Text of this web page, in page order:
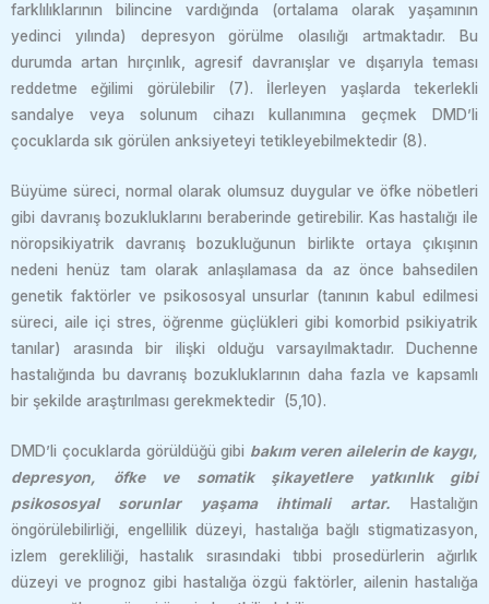
farklılıklarının bilincine vardığında (ortalama olarak yaşamının
yedinci yılında) depresyon görülme olasılığı artmaktadır. Bu
durumda artan hırçınlık, agresif davranışlar ve dışarıyla teması
reddetme eğilimi görülebilir (7). İlerleyen yaşlarda tekerlekli
sandalye veya solunum cihazı kullanımına geçmek DMD’li
çocuklarda sık görülen anksiyeteyi tetikleyebilmektedir (8).
Büyüme süreci, normal olarak olumsuz duygular ve öfke nöbetleri
gibi davranış bozukluklarını beraberinde getirebilir. Kas hastalığı ile
nöropsikiyatrik davranış bozukluğunun birlikte ortaya çıkışının
nedeni henüz tam olarak anlaşılamasa da az önce bahsedilen
genetik faktörler ve psikososyal unsurlar (tanının kabul edilmesi
süreci, aile içi stres, öğrenme güçlükleri gibi komorbid psikiyatrik
tanılar) arasında bir ilişki olduğu varsayılmaktadır. Duchenne
hastalığında bu davranış bozukluklarının daha fazla ve kapsamlı
bir şekilde araştırılması gerekmektedir (5,10).
DMD’li çocuklarda görüldüğü gibi bakım veren ailelerin de kaygı,
depresyon, öfke ve somatik şikayetlere yatkınlık gibi
psikososyal sorunlar yaşama ihtimali artar. Hastalığın
öngörülebilirliği, engellilik düzeyi, hastalığa bağlı stigmatizasyon,
izlem gerekliliği, hastalık sırasındaki tıbbi prosedürlerin ağırlık
düzeyi ve prognoz gibi hastalığa özgü faktörler, ailenin hastalığa